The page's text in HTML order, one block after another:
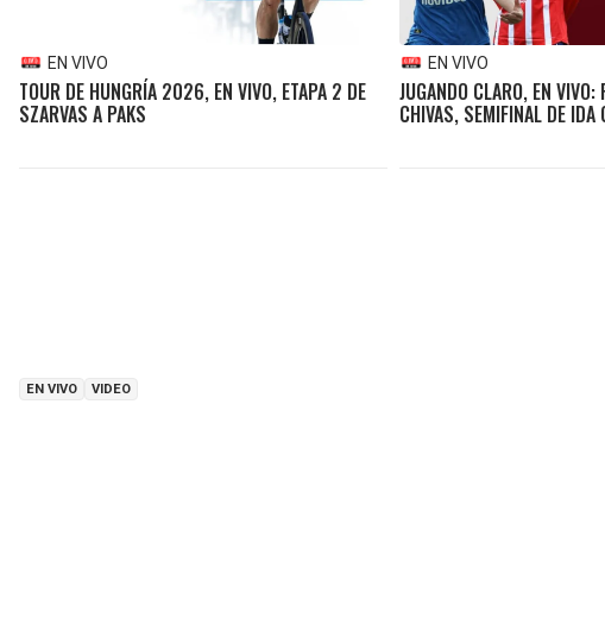
EN VIVO
TOUR DE HUNGRÍA 2026, EN VIVO, ETAPA 2 DE
SZARVAS A PAKS
EN VIVO
JUGANDO CLARO, EN
CHIVAS, SEMIFINAL DE
EN VIVO VIDEO